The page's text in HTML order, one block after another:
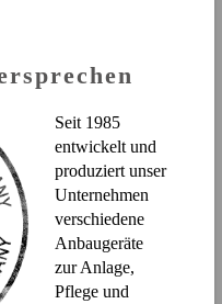
Seit 1985
entwickelt und
produziert unser
Unternehmen
verschiedene
Anbaugeräte
zur Anlage,
Pflege und